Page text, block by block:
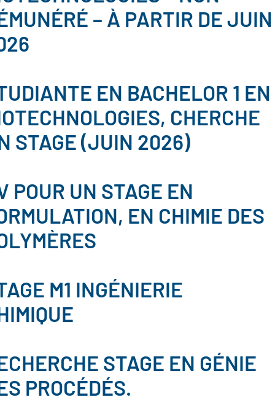
– À PARTIR DE JUIN
EN BACHELOR 1 EN
CHERCHE
STAGE (JUIN 2026)
POUR UN STAGE EN
EN CHIMIE DES
M1 INGÉNIERIE
STAGE EN GÉNIE
PROCÉDÉS.